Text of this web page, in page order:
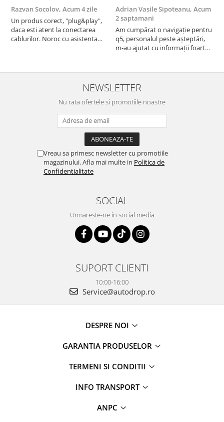
Razvan Socolov, Acum 4 zile
Un produs corect, "plug&play",
daca esti atent la conectarea
cablurilor. Noroc cu asistenta
atras atentia ca nu era conectat
cablul de video de la camera
Adrian Vasile Sipoteanu, Acum
2 saptamani
Am cumpărat o navigație pentru
q5, personalul peste așteptări,
m-au ajutat cu informații foarte
serviabili, livrare rapidă, suport
tehnic, totul impecabil, o să revin
la ei și pentru vi...
NEWSLETTER
Nu rata ofertele si promotiile noastre
Vreau sa primesc newsletter cu promotiile
magazinului. Afla mai multe in Politica de
Confidentialitate
SOCIAL
Urmareste-ne in social media
SUPORT CLIENTI
10:00-16:00
Service@autodrop.ro
DESPRE NOI
GARANTIA PRODUSELOR
TERMENI SI CONDITII
INFO TRANSPORT
ANPC